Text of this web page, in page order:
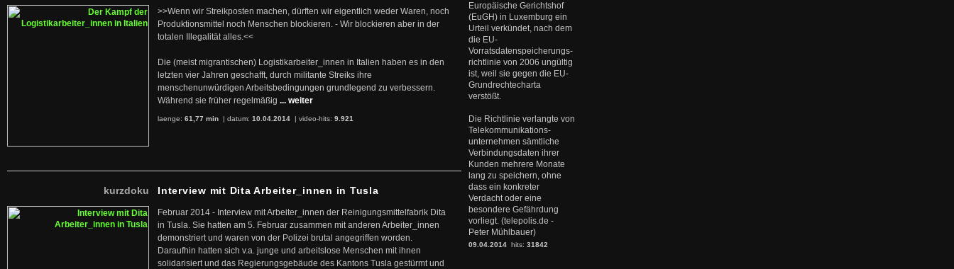
>>Wenn wir Streikposten machen, dürften wir eigentlich weder Waren, noch
Produktionsmittel noch Menschen blockieren. - Wir blockieren aber in der
totalen Illegalität alles.<<
Die (meist migrantischen) Logistikarbeiter_innen in Italien haben es in den
letzten vier Jahren geschafft, durch militante Streiks ihre
menschenunwürdigen Arbeitsbedingungen grundlegend zu verbessern.
Während sie früher regelmäßig ... weiter
laenge: 61,77 min | datum: 10.04.2014 | video-hits: 9.921
kurzdoku Interview mit Dita Arbeiter_innen in Tusla
Februar 2014 - Interview mit Arbeiter_innen der Reinigungsmittelfabrik Dita
in Tusla. Sie hatten am 5. Februar zusammen mit anderen Arbeiter_innen
demonstriert und waren von der Polizei brutal angegriffen worden.
Daraufhin hatten sich v.a. junge und arbeitslose Menschen mit ihnen
solidarisiert und das Regierungsgebäude des Kantons Tusla gestürmt und
Europäische Gerichtshof
(EuGH) in Luxemburg ein
Urteil verkündet, nach dem
die EU-
Vorratsdatenspeicherungs-
richtlinie von 2006 ungültig
ist, weil sie gegen die EU-
Grundrechtecharta
verstößt.
Die Richtlinie verlangte von
Telekommunikations-
unternehmen sämtliche
Verbindungsdaten ihrer
Kunden mehrere Monate
lang zu speichern, ohne
dass ein konkreter
Verdacht oder eine
besondere Gefährdung
vorliegt. (telepolis.de -
Peter Mühlbauer)
09.04.2014 hits: 31842